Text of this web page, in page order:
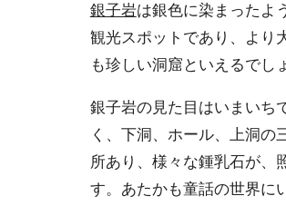
銀子岩は銀色に染まったよ
観光スポットであり、より
も珍しい洞窟といえるでし
銀子岩の見た目はいまいち
く、下洞、ホール、上洞の
所あり、様々な鍾乳石が、
す。あたかも童話の世界に